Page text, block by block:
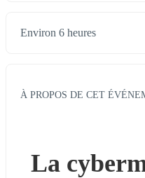
Environ 6 heures
À PROPOS DE CET
La